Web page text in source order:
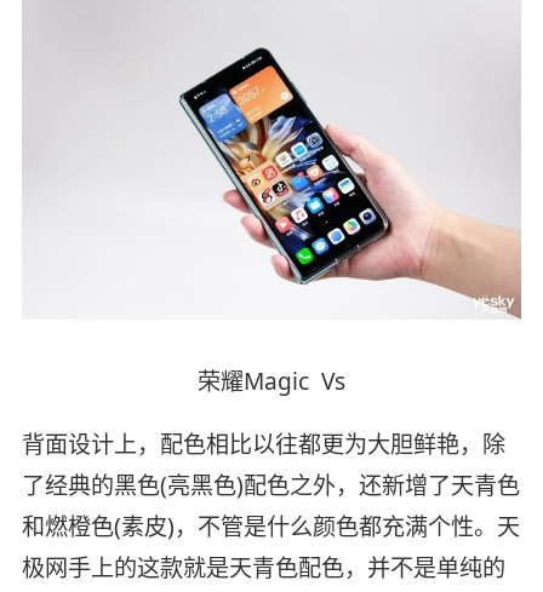
荣耀Magic Vs
背面设计上，配色相比以往都更为大胆鲜艳，除
了经典的黑色(亮黑色)配色之外，还新增了天青色
和燃橙色(素皮)，不管是什么颜色都充满个性。天
极网手上的这款就是天青色配色，并不是单纯的